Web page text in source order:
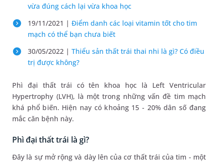
vừa đúng cách lại vừa khoa học
19/11/2021 | Điểm danh các loại vitamin tốt cho tim
mạch có thể bạn chưa biết
30/05/2022 | Thiểu sản thất trái thai nhi là gì? Có điều
trị được không?
Phì đại thất trái có tên khoa học là Left Ventricular
Hypertrophy (LVH), là một trong những vấn đề tim mạch
khá phổ biến. Hiện nay có khoảng 15 - 20% dân số đang
mắc căn bệnh này.
Phì đại thất trái là gì?
Đây là sự mở rộng và dày lên của cơ thất trái của tim - một